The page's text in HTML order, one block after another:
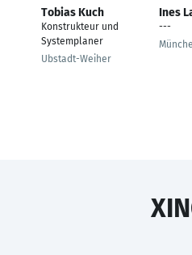
Tobias Kuch
Konstrukteur und
Systemplaner
Ubstadt-Weiher
Ines
---